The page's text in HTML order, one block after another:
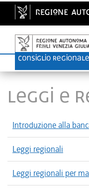
LEGGI E
Introduzione alla
Leggi regionali
Leggi regionali per